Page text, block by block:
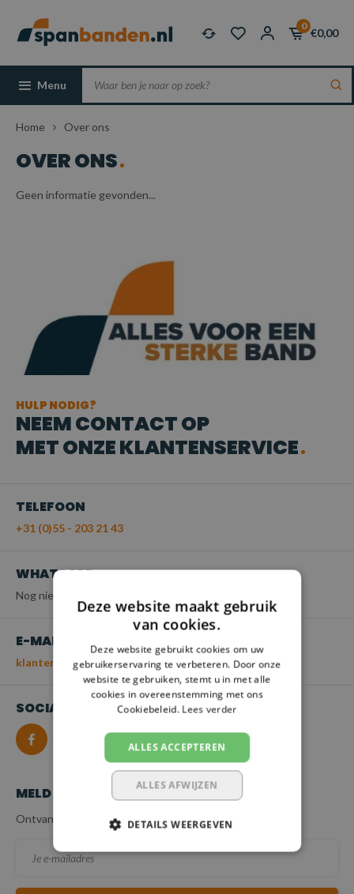
0
€0,00
Menu
Home Over ons
OVER ONS
Geen informatie gevonden...
HULP NODIG?
NEEM CONTACT OP
MET ONZE KLANTENSERVICE
TELEFOON
+31 (0)55 - 203 21 43
WHATSAPP
Nog niet beschikbaar
E-MAIL
klantenservice@spanbanden.nl
SOCIALMEDIA
MELD JE AAN VOOR ONZE NIEUWSBRIEF
Ontvang de beste aanbiedingen en specialistisch advies.
Deze website maakt gebruik
van cookies.
Deze website gebruikt cookies om uw
gebruikerservaring te verbeteren. Door onze
website te gebruiken, stemt u in met alle
cookies in overeenstemming met ons
Cookiebeleid. Lees verder
ALLES ACCEPTEREN
ALLES AFWIJZEN
DETAILS WEERGEVEN